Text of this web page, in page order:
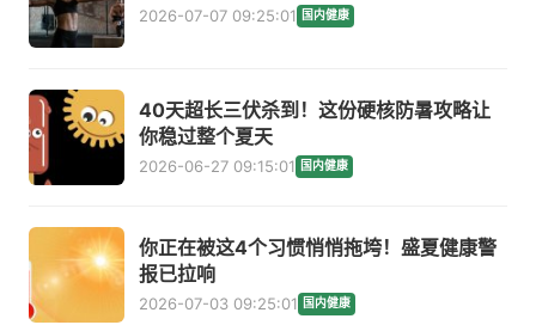
2026-07-07 09:25:01 国内健康
40天超长三伏杀到！这份硬核防暑攻略让
你稳过整个夏天
2026-06-27 09:15:01 国内健康
你正在被这4个习惯悄悄拖垮！盛夏健康警
报已拉响
2026-07-03 09:25:01 国内健康